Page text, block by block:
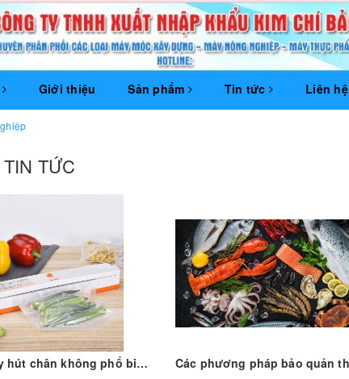
Giới thiệu Sản phẩm Tin tức Liên hệ
TIN TỨC
Ba loại máy hút chân không phổ biến hiện nay, ưu điểm và nhược điểm của 3 loại máy hút chân không này là gì ?